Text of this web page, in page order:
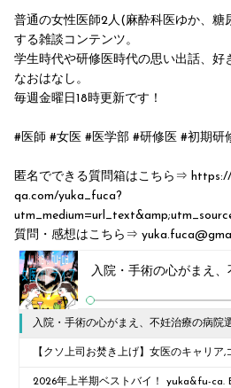
普通の女性医師2人(麻酔科医ゆか、糖
する雑談コンテンツ。
学生時代や研修医時代の思い出話、好
なおはなし。
毎週金曜日18時更新です！
#医師 #女医 #医学部 #研修医 #初期研
匿名でできる質問箱はこちら⇒ https://
qa.com/yuka_fuca?
質問・感想はこちら⇒
入院・手術の心がまえ、不妊治療の病院
yuka&fu-ca. Ep. 293, Jul. 2026
【クソ上司お焚き上げ】女医のキャリア,
ーションのお悩み相談室〜yuka&fu-ca.
2026年上半期ベストバイ！ yuka&fu-ca.